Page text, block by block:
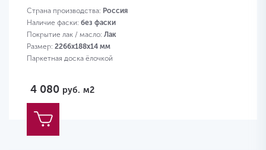
Страна производства: Россия
Наличие фаски: без фаски
Покрытие лак / масло: Лак
Размер: 2266х188х14 мм
Паркетная доска ёлочкой
4 080 руб. м2